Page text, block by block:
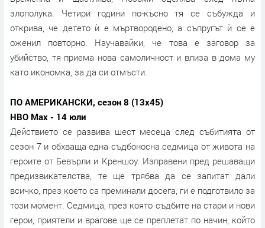
злополука. Четири години по-късно тя се събужда и
открива, че детето ѝ е мъртвородено, а съпругът ѝ се е
оженил повторно. Научавайки, че това е заговор за
убийство, тя приема нова самоличност и влиза в дома му
като икономка, за да си отмъсти.
ПО АМЕРИКАНСКИ, сезон 8 (13х45)
HBO Max - 14 юли
Действието се развива шест месеца след събитията от
сезон 7 и обхваща една съдбоносна седмица от живота на
героите от Бевърли и Креншоу. Изправени пред решаващи
предизвикателства, те ще трябва да се запитат дали
всичко, през което са преминали досега, ги е подготвило за
този момент. Седмица, през която съдбите на стари и нови
герои, приятели и врагове ще се преплетат по начин, който